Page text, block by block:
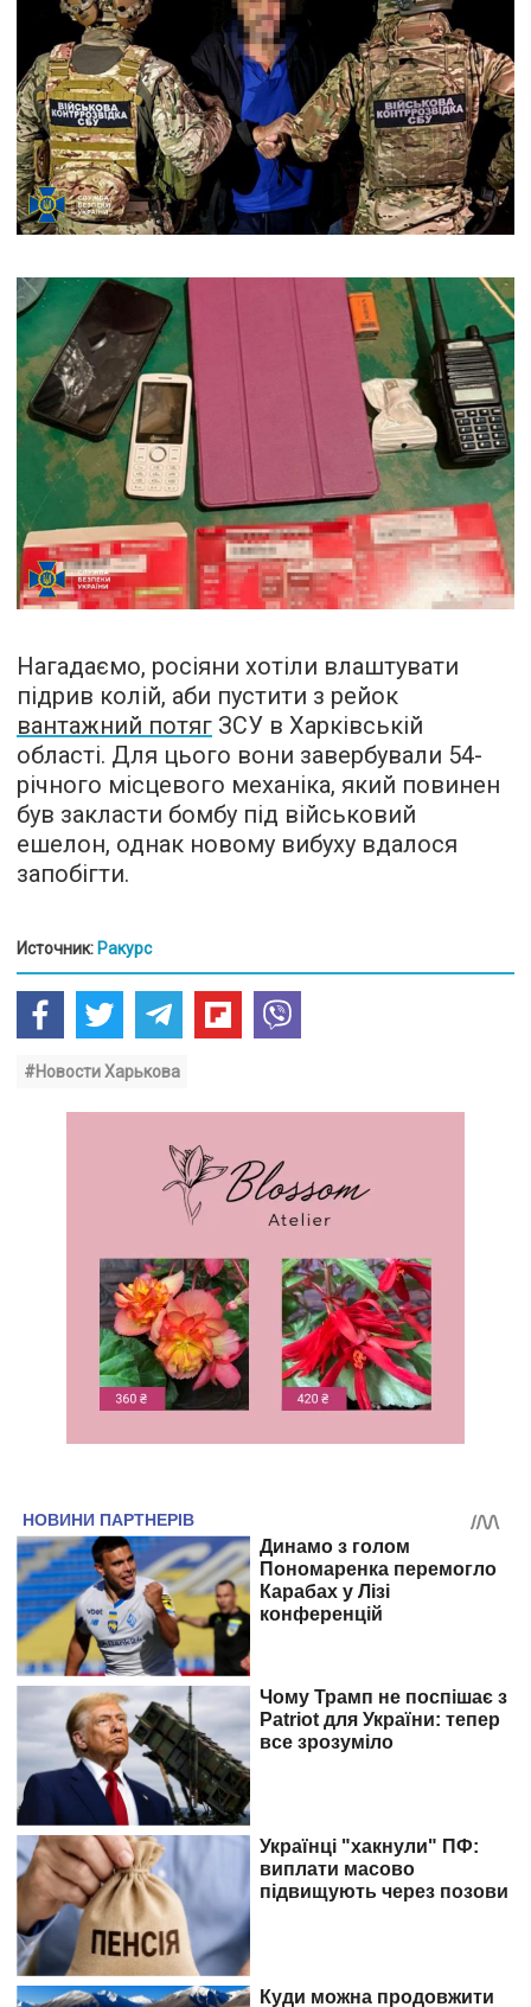
Нагадаємо, росіяни хотіли влаштувати
підрив колій, аби пустити з рейок
вантажний потяг ЗСУ в Харківській
області. Для цього вони завербували 54-
річного місцевого механіка, який повинен
був закласти бомбу під військовий
ешелон, однак новому вибуху вдалося
запобігти.
Источник: Ракурс
#Новости Харькова